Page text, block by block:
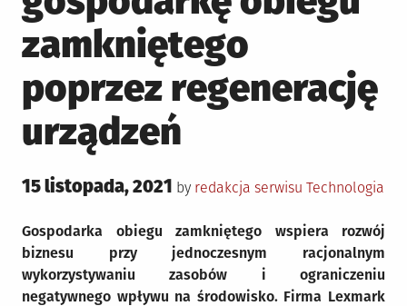
zamkniętego
poprzez regenerację
urządzeń
Posted
15 listopada, 2021 by redakcja serwisu Posted
Technologia
Gospodarka obiegu zamkniętego wspiera rozwój
biznesu przy jednoczesnym racjonalnym
wykorzystywaniu zasobów i ograniczeniu
negatywnego wpływu na środowisko. Firma Lexmark